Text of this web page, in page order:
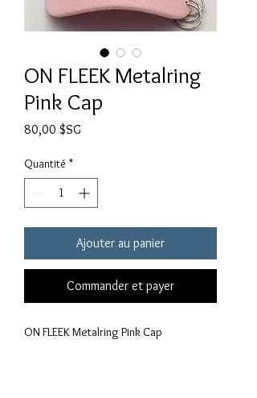
ON FLEEK Metalring
Pink Cap
80,00 $SG
Quantité *
Ajouter au panier
Commander et payer
ON FLEEK Metalring Pink Cap